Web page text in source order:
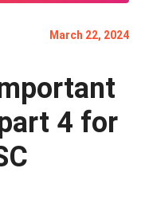
March 22, 2024
4 for